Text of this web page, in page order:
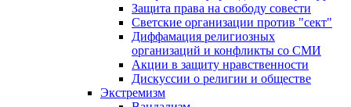
Защита права на свободу совести
Светские организации против "сект"
Диффамация религиозных
организаций и конфликты со СМИ
Акции в защиту нравственности
Дискуссии о религии и обществе
Экстремизм